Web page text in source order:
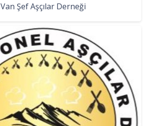
Van Şef Aşçılar Derneği